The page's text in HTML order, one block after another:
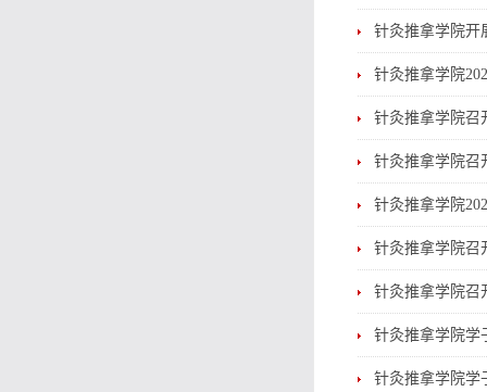
针灸推拿学院开
针灸推拿学院
针灸推拿学院召
针灸推拿学院召
针灸推拿学院
针灸推拿学院召
针灸推拿学院召
针灸推拿学院学
针灸推拿学院学